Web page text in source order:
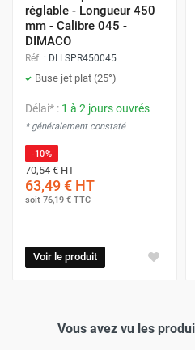
réglable - Longueur 450
mm - Calibre 045 -
DIMACO
Réf. : DI LSPR450045
Buse jet plat (25°)
Délai* : 1 à 2 jours ouvrés
* généralement constaté
-10%
70,54 €HT
63,49 € HT
soit 76,19 € TTC
Voir le produit
Vous avez vu les